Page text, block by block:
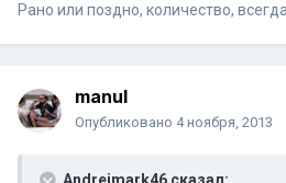
Рано или поздно, количество,
manul
Опубликовано 4 ноября, 2013